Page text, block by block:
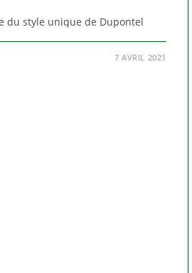
du style unique de Dupontel
7 AVRIL 2021